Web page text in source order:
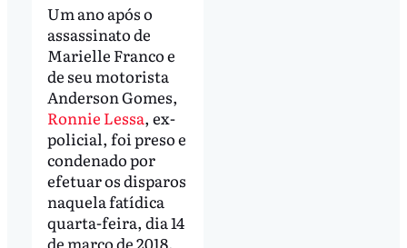
Um ano após o
assassinato de
Marielle Franco e
de seu motorista
Anderson Gomes,
Ronnie Lessa, ex-
policial, foi preso e
condenado por
efetuar os disparos
naquela fatídica
quarta-feira, dia 14
de março de 2018.